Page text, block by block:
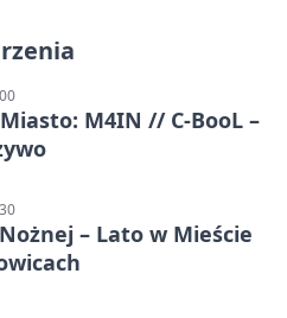
M4IN // C-BooL –
– Lato w Mieście